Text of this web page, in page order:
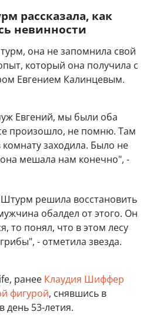
рассказала, как
невинности
она не запомнила свой
который она получила с
Евгением Калинцевым.
Евгений, мы были оба
произошло, не помню. Там
заходила. Было не
мешала нам конечно", -
Штурм решила восстановить
обалдел от этого. Он
то понял, что в этом лесу
- отметила звезда.
ранее Клаудия Шиффер
фигурой, снявшись в
день 53-летия.